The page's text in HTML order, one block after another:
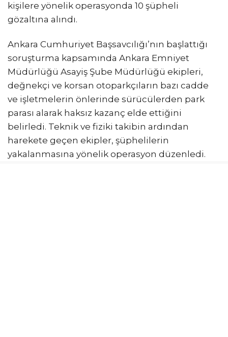
kişilere yönelik operasyonda 10 şüpheli
gözaltına alındı.
Ankara Cumhuriyet Başsavcılığı’nın başlattığı
soruşturma kapsamında Ankara Emniyet
Müdürlüğü Asayiş Şube Müdürlüğü ekipleri,
değnekçi ve korsan otoparkçıların bazı cadde
ve işletmelerin önlerinde sürücülerden park
parası alarak haksız kazanç elde ettiğini
belirledi. Teknik ve fiziki takibin ardından
harekete geçen ekipler, şüphelilerin
yakalanmasına yönelik operasyon düzenledi.